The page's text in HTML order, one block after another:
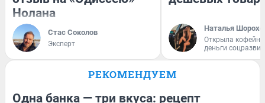
Нолана
Стас Соколов
Эксперт
Наталья
Открыла
деньги
РЕКОМЕНДУЕМ
Одна банка — три вкуса: рецепт